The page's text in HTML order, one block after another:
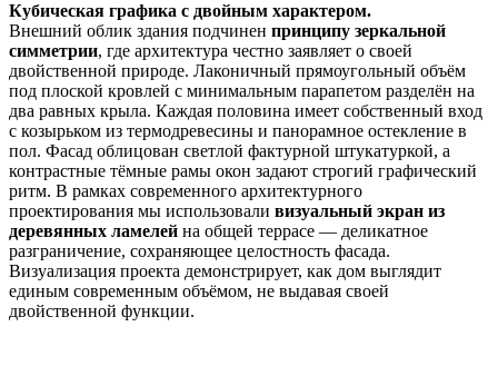
Кубическая графика с двойным характером.
Внешний облик здания подчинен принципу зеркальной
симметрии, где архитектура честно заявляет о своей
двойственной природе. Лаконичный прямоугольный объём
под плоской кровлей с минимальным парапетом разделён на
два равных крыла. Каждая половина имеет собственный вход
с козырьком из термодревесины и панорамное остекление в
пол. Фасад облицован светлой фактурной штукатуркой, а
контрастные тёмные рамы окон задают строгий графический
ритм. В рамках современного архитектурного
проектирования мы использовали визуальный экран из
деревянных ламелей на общей террасе — деликатное
разграничение, сохраняющее целостность фасада.
Визуализация проекта демонстрирует, как дом выглядит
единым современным объёмом, не выдавая своей
двойственной функции.